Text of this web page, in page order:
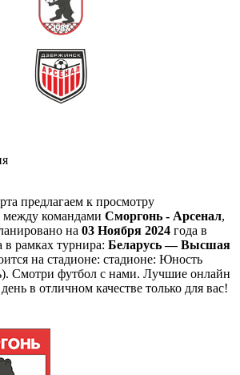
предлагаем к просмотру
между командами Сморгонь - Арсенал,
на 03 Ноября 2024 года в
рамках турнира: Беларусь — Высшая
на стадионе: стадионе: Юность
Смотри футбол с нами. Лучшие онлайн
в отличном качестве только для вас!